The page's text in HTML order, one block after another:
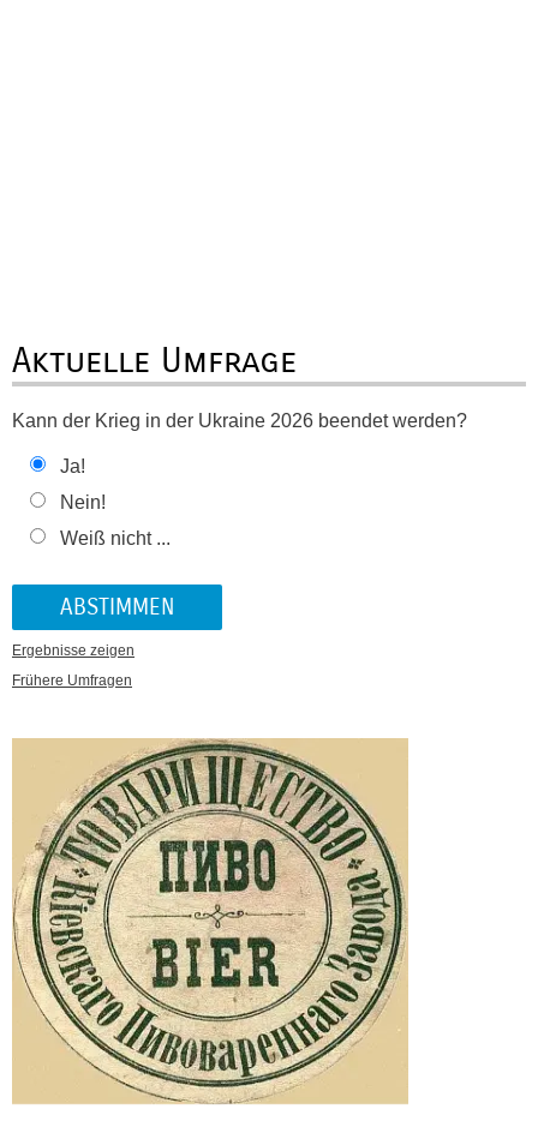
Aktuelle Umfrage
Kann der Krieg in der Ukraine 2026 beendet werden?
Ja!
Nein!
Weiß nicht ...
Ergebnisse zeigen
Frühere Umfragen